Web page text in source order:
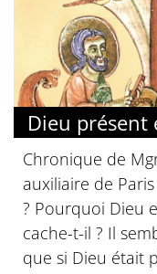
Dieu présent
Chronique de
auxiliaire de
? Pourquoi Dieu
cache-t-il ? Il
que si Dieu était